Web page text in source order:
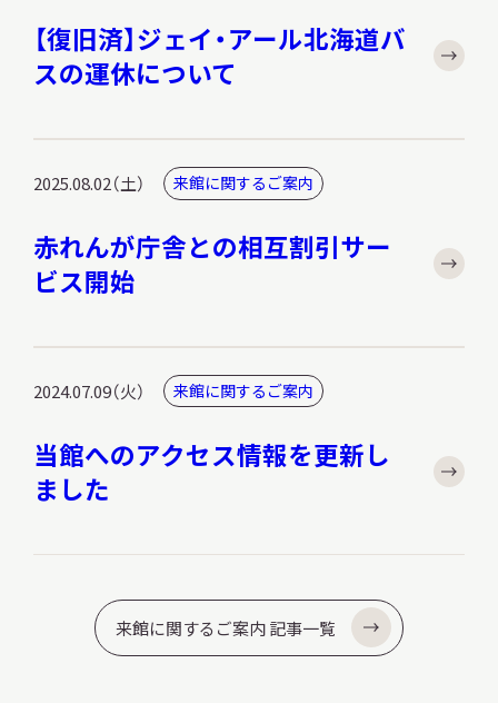
【復旧済】ジェイ・アール北海道バ
スの運休について
2025.08.02（土） 来館に関するご案内
赤れんが庁舎との相互割引サー
ビス開始
2024.07.09（火） 来館に関するご案内
当館へのアクセス情報を更新し
ました
来館に関するご案内 記事一覧